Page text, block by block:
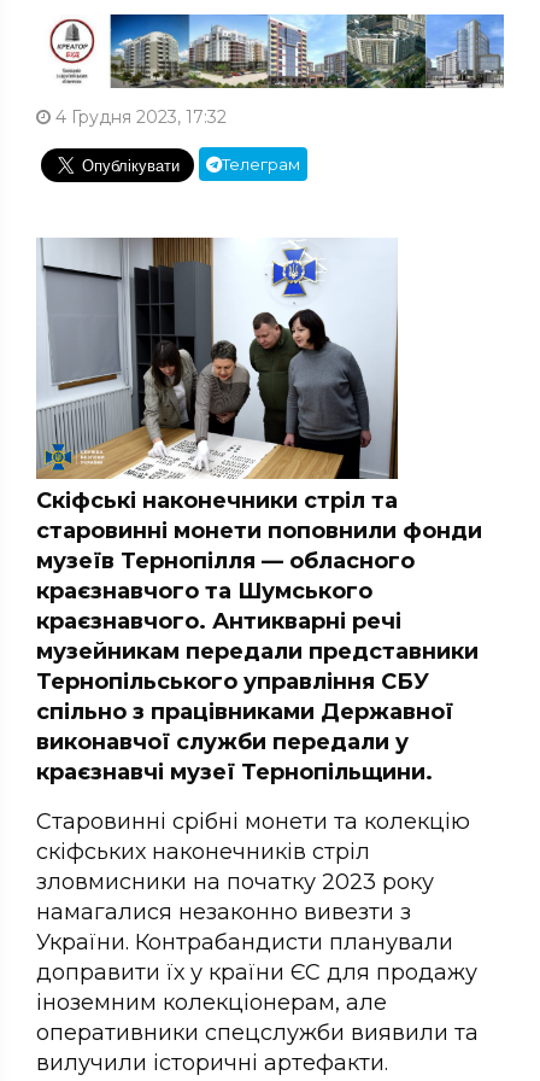
4 Грудня 2023, 17:32
Телеграм
Скіфські наконечники стріл та
старовинні монети поповнили фонди
музеїв Тернопілля — обласного
краєзнавчого та Шумського
краєзнавчого. Антикварні речі
музейникам передали представники
Тернопільського управління СБУ
спільно з працівниками Державної
виконавчої служби передали у
краєзнавчі музеї Тернопільщини.
Старовинні срібні монети та колекцію
скіфських наконечників стріл
зловмисники на початку 2023 року
намагалися незаконно вивезти з
України. Контрабандисти планували
доправити їх у країни ЄС для продажу
іноземним колекціонерам, але
оперативники спецслужби виявили та
вилучили історичні артефакти.